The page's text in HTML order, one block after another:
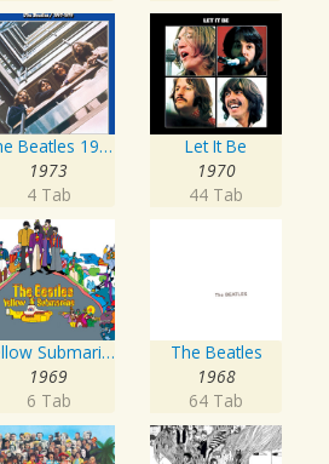
The Beatles 1967 - 1970
1973
4 Tab
Let It Be
1970
44 Tab
Yellow Submarine
1969
6 Tab
The Beatles
1968
64 Tab